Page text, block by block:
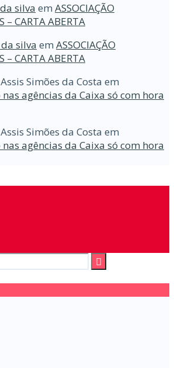
silva em ASSOCIAÇÃO
– CARTA ABERTA
silva em ASSOCIAÇÃO
– CARTA ABERTA
Simões da Costa em
agências da Caixa só com hora
Simões da Costa em
agências da Caixa só com hora